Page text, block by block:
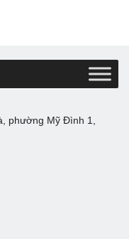
phường Mỹ Đình 1,